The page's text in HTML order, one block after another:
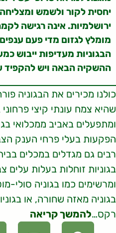
יחסית לקור ולשמש
ירושלמיות. אינה רגישה
מומלץ לגזום מדי פעם
הבגוניות מעדיפות ייבוש
ההשקיה הבאה ויש להקפיד
כולנו מכירים את הבגוניה
שהיא צמח עונתי קיצי פרחוני
ומתפעלים באביב ממכלואי
הפקעות בעלי פרחי הענק
רבים גם מגדלים במכלים
בגוניות זוחלות בעלות עלים
ומרשימים כמו בגוניה סולי-
בגוניה מאזה שחורה, או
רקס…להמשך קריאה